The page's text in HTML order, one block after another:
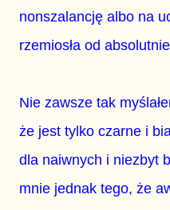
nonszalancję albo na
rzemiosła od
Nie zawsze tak
że jest tylko czarne i
dla naiwnych i niezbyt
mnie jednak tego, że